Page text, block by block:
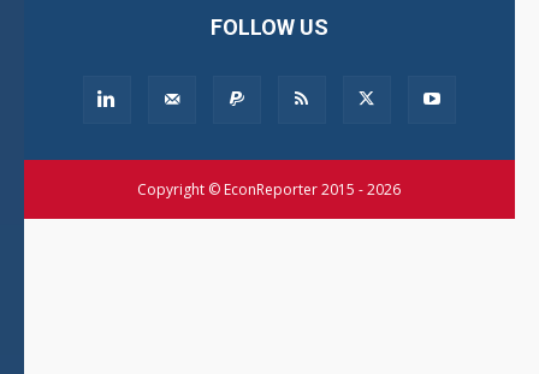
FOLLOW US
Copyright © EconReporter 2015 - 2026